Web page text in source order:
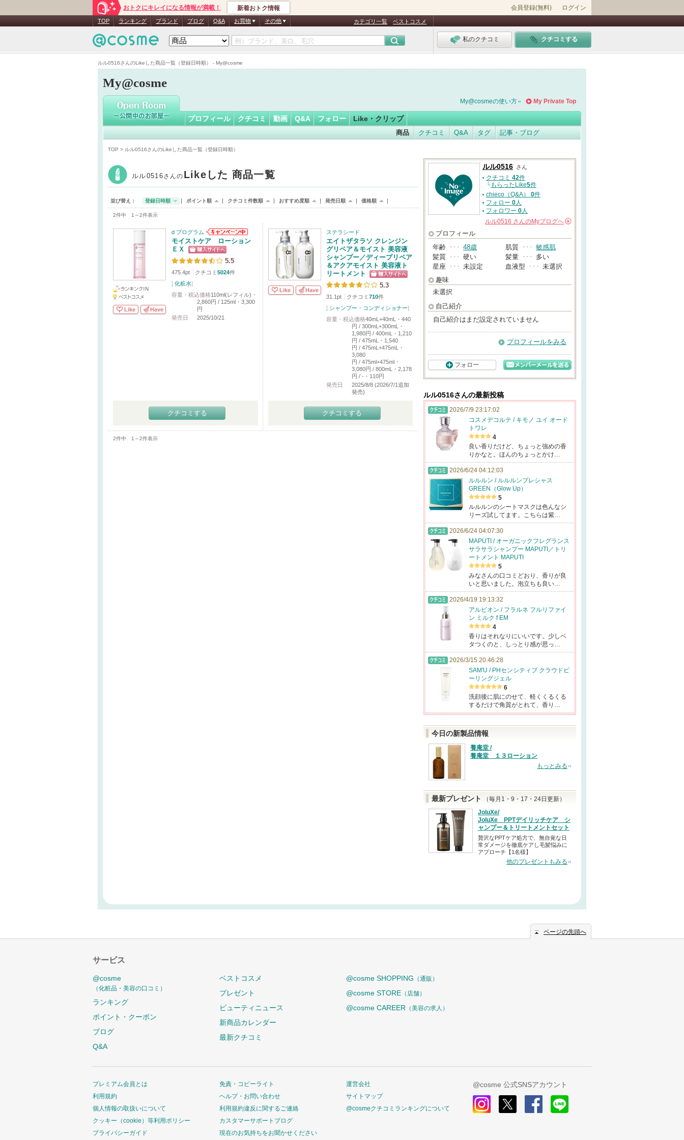
ルル0516さんのLikeした商品一覧（登録日時順） - My@cosme
おトクにキレイになる情報が満載！ 新着おトク情報 会員登録(無料) ログイン
TOP ランキング ブランド ブログ Q&A お買物 その他 カテゴリ一覧 ベストコスメ
私のクチコミ クチコミする
My@cosme
ルル0516さん
My Private Top
My@cosmeの使い方
プロフィール クチコミ 動画 Q&A フォロー Like・クリップ
商品 クチコミ Q&A タグ 記事・ブログ
TOP > ルル0516さんのLikeした商品一覧（登録日時順）
ルル0516さんの Likeした 商品一覧
並び替え： 登録日時順 ポイント順 クチコミ件数順 おすすめ度順 発売日順 価格順
2件中 1～2件表示
Like Have
d プログラム
モイストケア ローション
ＥＸ
5.5
475.4pt クチコミ 5024件
[ 化粧水]
容量・税込価格110ml(レフィル)・
2,860円 / 125ml・3,300
円
発売日
2025/10/21
クチコミする
Like Have
ステラシード
エイトザタラソ クレンジン
グリペア＆モイスト 美容液
シャンプー／ディープリペア
＆アクアモイスト 美容液ト
リートメント
5.3
31.1pt クチコミ 710件
[ シャンプー・コンディショナー]
容量・税込価格40mL+40mL・440
円 / 300mL+300mL・
1,980円 / 400mL・1,210
円 / 475mL・1,540
円 / 475mL+475mL・
3,080
円 / 475ml+475ml・
3,080円 / 800mL・2,178
円 / -・110円
発売日
2025/8/8 (2026/7/1追加
発売)
クチコミする
2件中 1～2件表示
ルル0516 さん
クチコミ 42件
└もらったLike5件
chieco（Q&A） 0件
フォロー 0人
フォロワー 0人
ルル0516 さんのMyブログへ
プロフィール
年齢 ･･･ 48歳 肌質 ･･･ 敏感肌
髪質 ･･･ 硬い 髪量 ･･･
多い
星座 ･･･ 未設定 血液型 ･･･ 未選択
趣味
未選択
自己紹介
自己紹介はまだ設定されていません
プロフィールをみる
フォロー
ルル0516さんの最新投稿
2026/7/9 23:17:02
コスメデコルテ / キモノ ユイ オード
トワレ
4
良い香りだけど、ちょっと強めの香
りかなと。ほんのちょっとかけ…
2026/6/24 04:12:03
ルルルン / ルルルンプレシャス
GREEN（Glow Up）
5
ルルルンのシートマスクは色んなシ
リーズ試してます。こちらは紫…
2026/6/24 04:07:30
MAPUTI / オーガニックフレグランス
サラサラシャンプー MAPUTI／トリ
ートメント MAPUTI
5
みなさんの口コミどおり、香りが良
いと思いました。泡立ちも良い…
2026/4/19 19:13:32
アルビオン / フラルネ フルリファイ
ン ミルク f EM
4
香りはそれなりにいいです。少しベ
タつくのと、しっとり感が思っ…
2026/3/15 20:46:28
SAM'U / PHセンシティブ クラウドピ
ーリングジェル
6
洗顔後に肌にのせて、軽くくるくる
するだけで角質がとれて、香り…
今日の新製品情報
養庵堂 /
養庵堂 １３ローション
もっとみる
最新プレゼント
（毎月1・9・17・24日更新）
JoluXe/
JoluXe PPTデイリッチケア シ
ャンプー＆トリートメントセット
贅沢なPPTケア処方で、無自覚な日
常ダメージを徹底ケアし毛髪悩みに
アプローチ【1名様】
他のプレゼントもみる
ページの先頭へ
サービス
@cosme
（化粧品・美容の口コミ）
ランキング
ポイント・クーポン
ブログ
Q&A
ベストコスメ
プレゼント
ビューティニュース
新商品カレンダー
最新クチコミ
@cosme SHOPPING （通販）
@cosme STORE （店舗）
@cosme CAREER （美容の求人）
プレミアム会員とは
利用規約
個人情報の取扱いについて
クッキー（cookie）等利用ポリシー
プライバシーガイド
免責・コピーライト
ヘルプ・お問い合わせ
利用規約違反に関するご連絡
カスタマーサポートブログ
現在のお気持ちをお聞かせください
運営会社
サイトマップ
@cosmeクチコミランキングについて
@cosme 公式SNSアカウント